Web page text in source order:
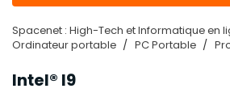
Spacenet : High-Tech et Informatique en
Ordinateur portable
PC Portable
Intel® I9